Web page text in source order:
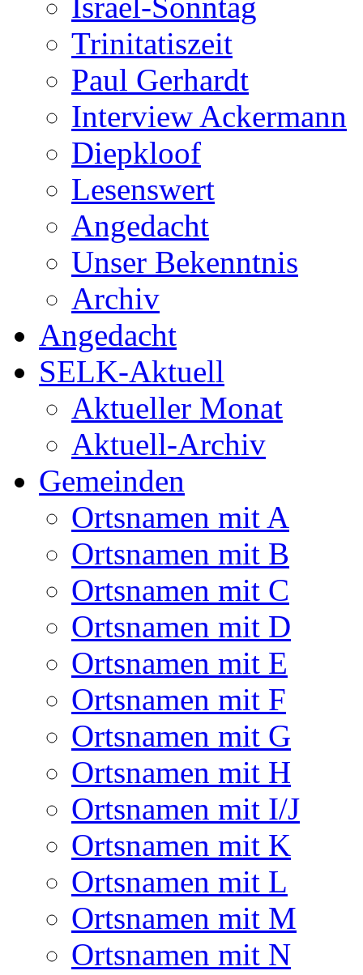
Trinitatiszeit
Paul Gerhardt
Interview Ackermann
Diepkloof
Lesenswert
Angedacht
Unser Bekenntnis
Archiv
Angedacht
SELK-Aktuell
Aktueller Monat
Aktuell-Archiv
Gemeinden
Ortsnamen mit A
Ortsnamen mit B
Ortsnamen mit C
Ortsnamen mit D
Ortsnamen mit E
Ortsnamen mit F
Ortsnamen mit G
Ortsnamen mit H
Ortsnamen mit I/J
Ortsnamen mit K
Ortsnamen mit L
Ortsnamen mit M
Ortsnamen mit N